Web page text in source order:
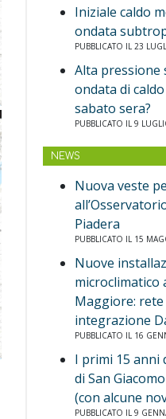
Iniziale caldo
ondata
PUBBLICATO IL 23
Alta pressione
ondata di
sabato sera?
PUBBLICATO IL 9
NEWS
Nuova veste
Piadera
PUBBLICATO IL 15
Nuove
microclimatico
Maggiore: rete
integrazione
PUBBLICATO IL 16
I primi 15 anni
di San
(con alcune
PUBBLICATO IL 9